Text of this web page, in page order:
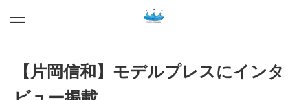
【片岡信和】モデルプレスにインタ